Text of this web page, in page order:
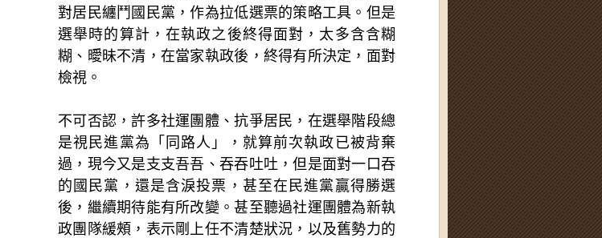
對居民纏鬥國民黨，作為拉低選票的策略工具。但是
選舉時的算計，在執政之後終得面對，太多含含糊
糊、曖昧不清，在當家執政後，終得有所決定，面對
檢視。
不可否認，許多社運團體、抗爭居民，在選舉階段總
是視民進黨為「同路人」，就算前次執政已被背棄
過，現今又是支支吾吾、吞吞吐吐，但是面對一口吞
的國民黨，還是含淚投票，甚至在民進黨贏得勝選
後，繼續期待能有所改變。甚至聽過社運團體為新執
政團隊緩頰，表示剛上任不清楚狀況，以及舊勢力的